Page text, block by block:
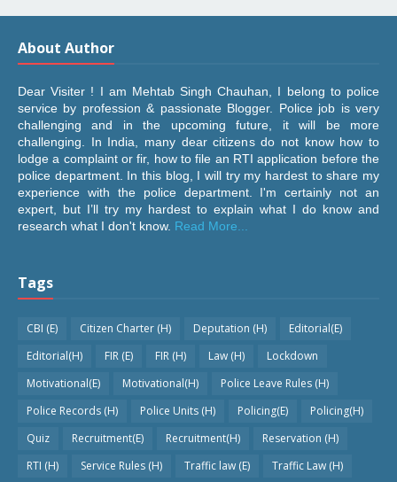
About Author
Dear Visiter ! I am Mehtab Singh Chauhan, I belong to police
service by profession & passionate Blogger. Police job is very
challenging and in the upcoming future, it will be more
challenging. In India, many dear citizens do not know how to
lodge a complaint or fir, how to file an RTI application before the
police department. In this blog, I will try my hardest to share my
experience with the police department. I'm certainly not an
expert, but I’ll try my hardest to explain what I do know and
research what I don't know. Read More...
Tags
CBI (E) Citizen Charter (H) Deputation (H)
Editorial(E)
Editorial(H)
FIR (E) FIR (H) Law (H)
Lockdown
Motivational(E)
Motivational(H)
Police Leave Rules (H)
Police Records (H)
Police Units (H) Policing(E)
Policing(H)
Quiz
Recruitment(E) Recruitment(H)
Reservation (H)
RTI (H)
Service Rules (H) Traffic law (E) Traffic Law (H)